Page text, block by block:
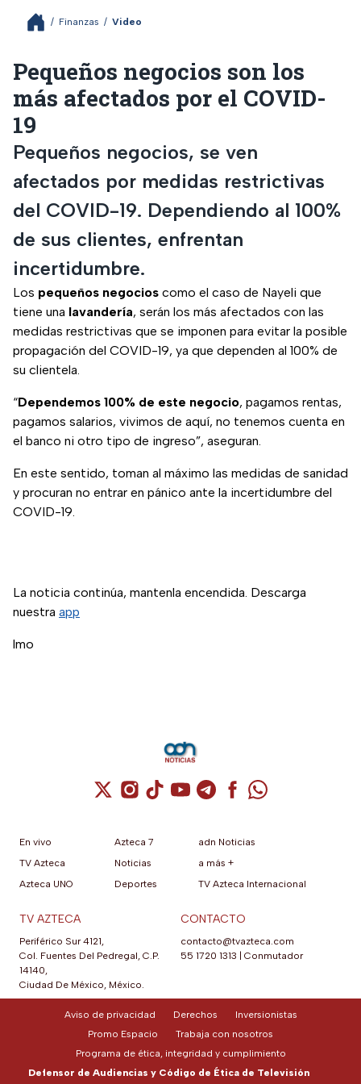
/ Finanzas / Video
Pequeños negocios son los
más afectados por el COVID-
19
Pequeños negocios, se ven
afectados por medidas restrictivas
del COVID-19. Dependiendo al 100%
de sus clientes, enfrentan
incertidumbre.
Los pequeños negocios como el caso de Nayeli que
tiene una lavandería, serán los más afectados con las
medidas restrictivas que se imponen para evitar la posible
propagación del COVID-19, ya que dependen al 100% de
su clientela.
“Dependemos 100% de este negocio, pagamos rentas,
pagamos salarios, vivimos de aquí, no tenemos cuenta en
el banco ni otro tipo de ingreso”, aseguran.
En este sentido, toman al máximo las medidas de sanidad
y procuran no entrar en pánico ante la incertidumbre del
COVID-19.
La noticia continúa, mantenla encendida. Descarga
nuestra app
lmo
Cuenta de X / Twitter (se abre en una
Cuenta de Instagram (se abre en una
Cuenta de TikTok (se abre en
Cuenta de YouTube (se abre
Cuenta de Telegram (se
Cuenta de
Cuenta de
En vivo
TV Azteca
Azteca UNO
Azteca 7
Noticias
Deportes
adn Noticias
a más +
TV Azteca Internacional
TV AZTECA
Periférico Sur 4121,
Col. Fuentes Del Pedregal, C.P.
14140,
Ciudad De México, México.
CONTACTO
contacto@tvazteca.com
55 1720 1313 | Conmutador
Aviso de privacidad Derechos
Inversionistas
Promo Espacio
Trabaja con nosotros
Programa de ética, integridad y cumplimiento
Defensor de Audiencias y Código de Ética de Televisión